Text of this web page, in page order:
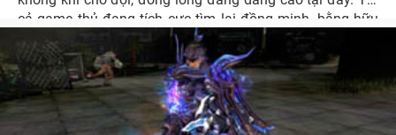
cả game thủ đang tích cực tìm lại đồng minh, bằng hữu
của mình ngày xưa để đoàn tụ trong ngôi nhà Cabal
“chính chủ” sắp tới.